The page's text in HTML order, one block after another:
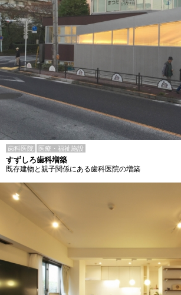
歯科医院 医療・福祉施設
すずしろ歯科増築
既存建物と親子関係にある歯科医院の増築